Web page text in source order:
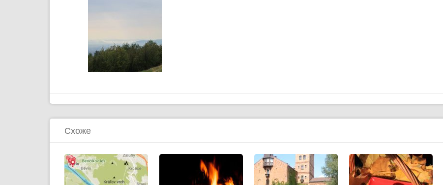
Схоже